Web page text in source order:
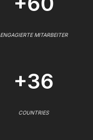
ENGAGIERTE MITARBEITER
+36
COUNTRIES